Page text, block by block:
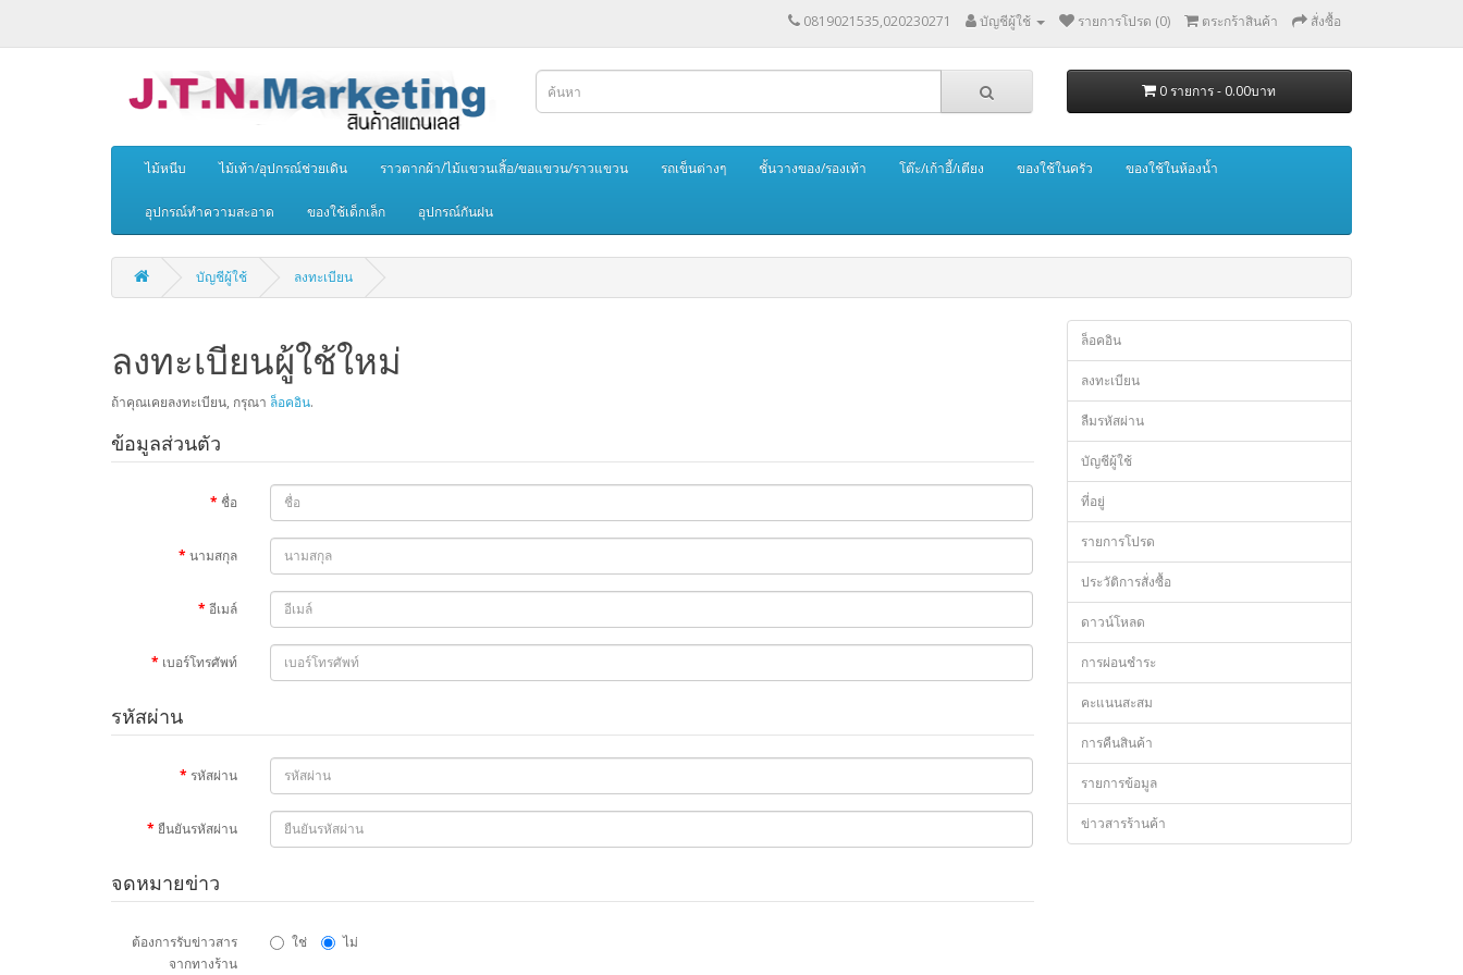
0819021535,020230271 บัญชีผู้ใช้ รายการโปรด (0) ตระกร้าสินค้า สั่งซื้อ
0 รายการ - 0.00บาท
ไม้หนีบ ไม้เท้า/อุปกรณ์ช่วยเดิน ราวตากผ้า/ไม้แขวนเสิ้อ/ขอแขวน/ราวแขวน รถเข็นต่างๆ ชั้นวางของ/รองเท้า โต๊ะ/เก้าอี้/เตียง ของใช้ในครัว ของใช้ในห้องน้ำ
อุปกรณ์ทำความสะอาด ของใช้เด็กเล็ก อุปกรณ์กันฝน
บัญชีผู้ใช้ ลงทะเบียน
ลงทะเบียนผู้ใช้ใหม่
ถ้าคุณเคยลงทะเบียน, กรุณา ล็อคอิน.
ข้อมูลส่วนตัว
ชื่อ
นามสกุล
อีเมล์
เบอร์โทรศัพท์
รหัสผ่าน
รหัสผ่าน
ยืนยันรหัสผ่าน
จดหมายข่าว
ต้องการรับข่าวสาร
จากทางร้าน
ใช่ ไม่
ล็อคอิน
ลงทะเบียน
ลืมรหัสผ่าน
บัญชีผู้ใช้
ที่อยู่
รายการโปรด
ประวัติการสั่งซื้อ
ดาวน์โหลด
การผ่อนชำระ
คะแนนสะสม
การคืนสินค้า
รายการข้อมูล
ข่าวสารร้านค้า